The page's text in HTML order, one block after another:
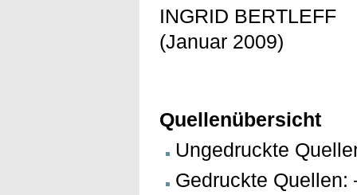
INGRID BERTLEFF
(Januar 2009)
Quellenübersicht
Ungedruckte
Gedruckte